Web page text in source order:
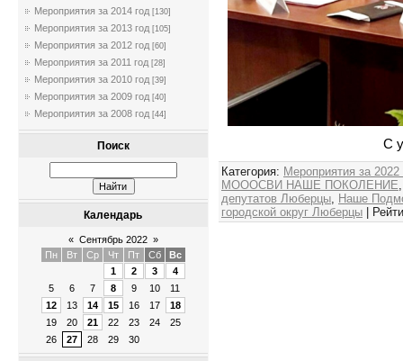
Мероприятия за 2014 год [130]
Мероприятия за 2013 год [105]
Мероприятия за 2012 год [60]
Мероприятия за 2011 год [28]
Мероприятия за 2010 год [39]
Мероприятия за 2009 год [40]
Мероприятия за 2008 год [44]
Поиск
Календарь
« Сентябрь 2022 »
Пн
Вт Ср Чт Пт Сб
Вс
1
2 3
4
5
6 7 8 9 10
11
12
13 14 15 16 17
18
19
20 21 22 23 24
25
26
27 28 29 30
С
Категория: Мероприятия за 2022
МОООСВИ НАШЕ ПОКОЛЕНИЕ
депутатов Люберцы Наше
городской округ Люберцы |